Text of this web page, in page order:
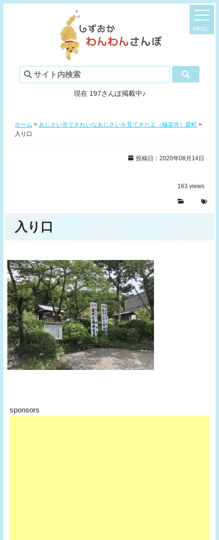
現在 197さんぽ掲載中♪
ホーム > あじさい寺できれいなあじさいを見てきたよ（極楽寺）森町 >
入り口
投稿日：2020年08月14日
163 views
入り口
sponsors